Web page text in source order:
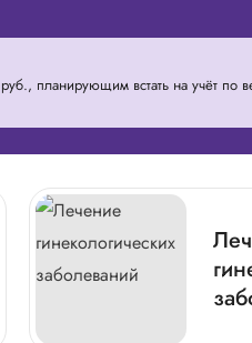
планирующим встать на учёт по